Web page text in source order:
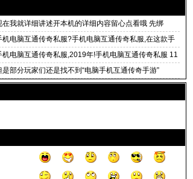
在我就详细讲述开本机的详细内容留心点看哦 先绑
机电脑互通传奇私服?手机电脑互通传奇私服,在这款手
脑
机电脑互通传奇私服,2019年!手机电脑互通传奇私服 11
是部分玩家们还是找不到“电脑手机互通传奇手游”